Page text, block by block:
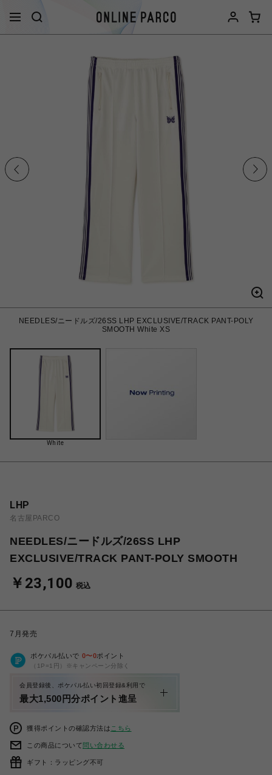
NEEDLES/ニードルズ/26SS LHP EXCLUSIVE/TRACK PANT-POLY
SMOOTH White XS
White
LHP
名古屋PARCO
NEEDLES/ニードルズ/26SS LHP
EXCLUSIVE/TRACK PANT-POLY SMOOTH
￥23,100 税込
7月発売
ポケパル払いで 0〜0ポイント
（1P=1円）※キャンペーン分除く
会員登録後、ポケパル払い初回登録&利用で
最大1,500円分ポイント進呈
獲得ポイントの確認方法は こちら
この商品について問い合わせる
ギフト：ラッピング不可